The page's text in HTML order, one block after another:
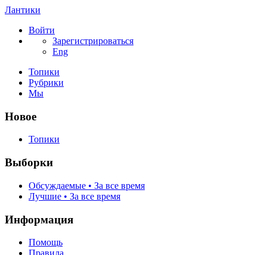
Лантики
Войти
Зарегистрироваться
Eng
Топики
Рубрики
Мы
Новое
Топики
Выборки
Обсуждаемые • За все время
Лучшие • За все время
Информация
Помощь